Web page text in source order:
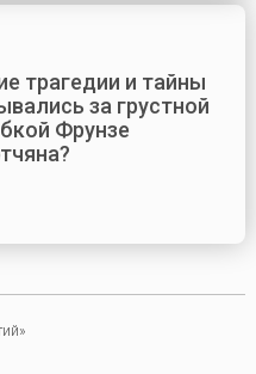
трагедии и тайны
за грустной
Фрунзе